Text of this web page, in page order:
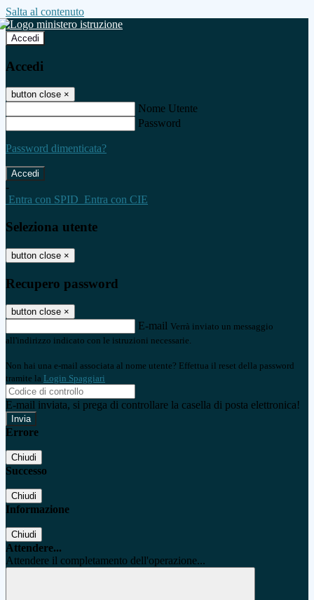
Salta al contenuto
Accedi
Accedi
button close ×
Nome Utente
Password
Password dimenticata?
-
Entra con SPID Entra con CIE
Seleziona utente
button close ×
Recupero password
button close ×
E-mail Verrà inviato un messaggio
all'indirizzo indicato con le istruzioni necessarie.
Non hai una e-mail associata al nome utente? Effettua il reset della password
tramite la Login Spaggiari
E-mail inviata, si prega di controllare la casella di posta elettronica!
Errore
Chiudi
Successo
Chiudi
Informazione
Chiudi
Attendere...
Attendere il completamento dell'operazione...